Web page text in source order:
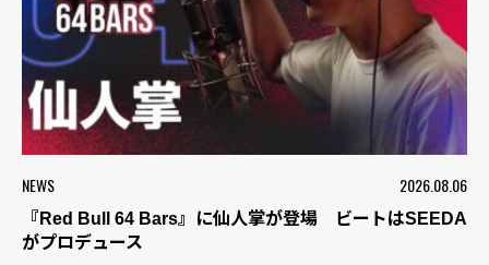
NEWS 2026.08.06
『Red Bull 64 Bars』に仙人掌が登場 ビートはSEEDA
がプロデュース